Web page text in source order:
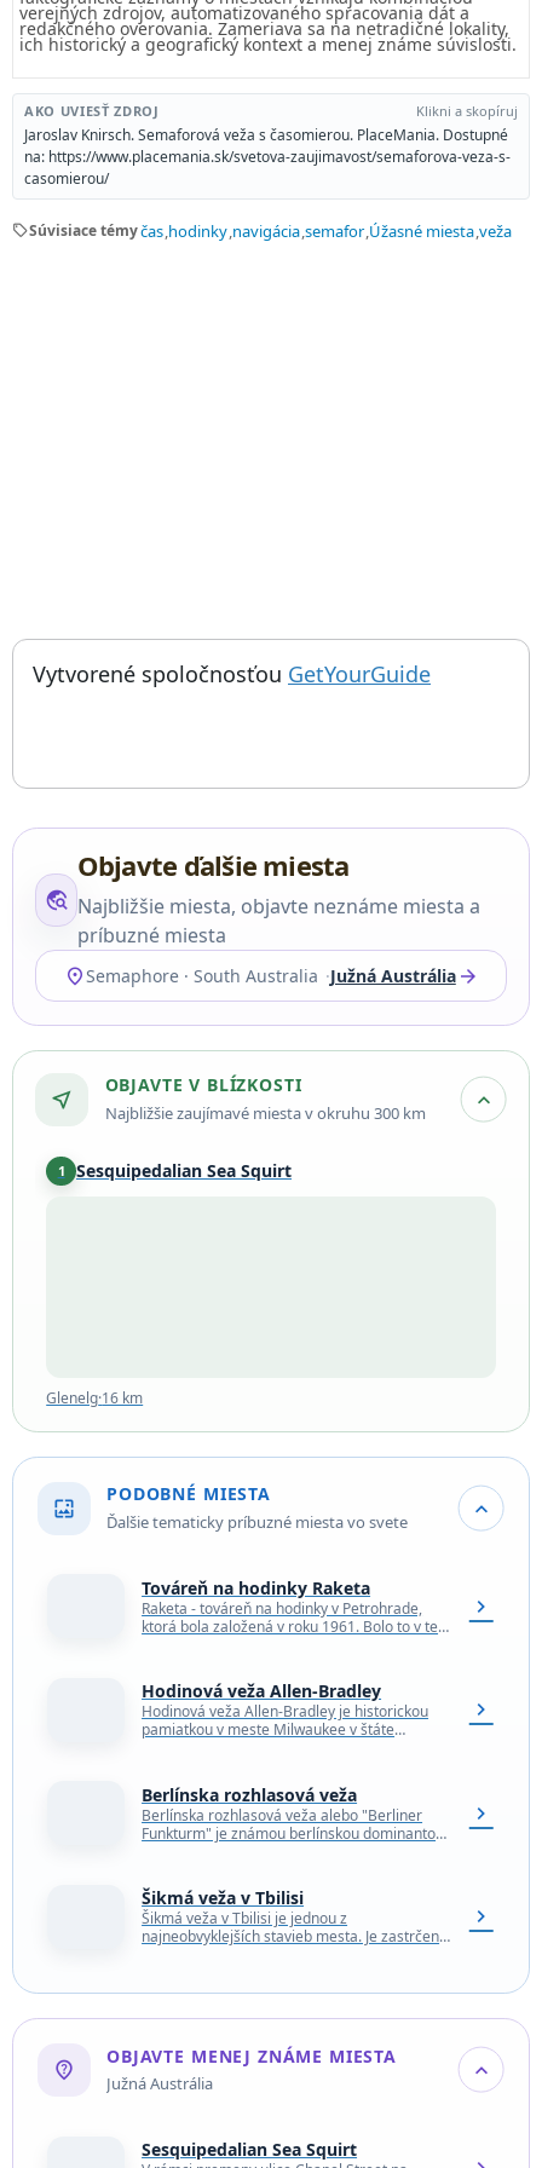
verejných zdrojov, automatizovaného spracovania dát a
redakčného overovania. Zameriava sa na netradičné lokality,
ich historický a geografický kontext a menej známe súvislosti.
AKO UVIESŤ ZDROJ Klikni a skopíruj
Jaroslav Knirsch. Semaforová veža s časomierou. PlaceMania. Dostupné
na: https://www.placemania.sk/svetova-zaujimavost/semaforova-veza-s-
casomierou/
sellSúvisiace témyčas hodinky navigácia semafor Úžasné miesta veža
Things to do near Semaforová veža s časomierou, Time
Vytvorené spoločnosťou GetYourGuide; otvorí sa
travel_explore
Objavte ďalšie miesta
Najbližšie miesta, objavte neznáme miesta a
príbuzné miesta
location_onSemaphore · South Australia Južná Austrália arrow_forward
near_me
OBJAVTE V BLÍZKOSTI
Najbližšie zaujímavé miesta v okruhu 300 km expand_more
1 Sesquipedalian Sea Squirt
Glenelg·16 km
wallpaper
PODOBNÉ MIESTA
Ďalšie tematicky príbuzné miesta vo svete expand_more
Továreň na hodinky Raketa
Raketa - továreň na hodinky v Petrohrade,
ktorá bola založená v roku 1961. Bolo to v ten
chevron_right
Hodinová veža Allen-Bradley
Hodinová veža Allen-Bradley je historickou
pamiatkou v meste Milwaukee v štáte
chevron_right
Berlínska rozhlasová veža
Berlínska rozhlasová veža alebo "Berliner
Funkturm" je známou berlínskou dominantou.
chevron_right
Šikmá veža v Tbilisi
Šikmá veža v Tbilisi je jednou z
najneobvyklejších stavieb mesta. Je zastrčená
chevron_right
not_listed_location
OBJAVTE MENEJ ZNÁME MIESTA
Južná Austrália expand_more
Sesquipedalian Sea Squirt